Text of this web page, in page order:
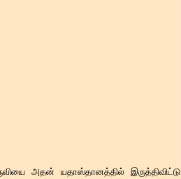
அதன் யதாஸ்தானத்தில் இருத்திவிட்டு